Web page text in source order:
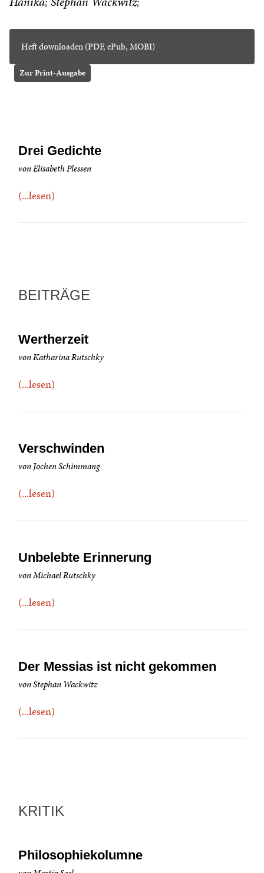
Heft downloaden (PDF, ePub, MOBI)
Zur Print-Ausgabe
Drei Gedichte
von Elisabeth Plessen
(...lesen)
BEITRÄGE
Wertherzeit
von Katharina Rutschky
(...lesen)
Verschwinden
von Jochen Schimmang
(...lesen)
Unbelebte Erinnerung
von Michael Rutschky
(...lesen)
Der Messias ist nicht gekommen
von Stephan Wackwitz
(...lesen)
KRITIK
Philosophiekolumne